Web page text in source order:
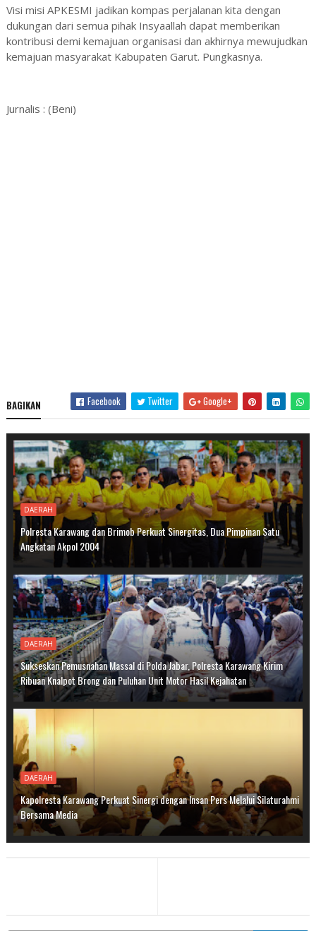
Visi misi APKESMI jadikan kompas perjalanan kita dengan
dukungan dari semua pihak Insyaallah dapat memberikan
kontribusi demi kemajuan organisasi dan akhirnya mewujudkan
kemajuan masyarakat Kabupaten Garut. Pungkasnya.
Jurnalis : (Beni)
BAGIKAN Facebook Twitter Google+
DAERAH
Polresta Karawang dan Brimob Perkuat Sinergitas, Dua Pimpinan Satu
Angkatan Akpol 2004
DAERAH
Sukseskan Pemusnahan Massal di Polda Jabar, Polresta Karawang Kirim
Ribuan Knalpot Brong dan Puluhan Unit Motor Hasil Kejahatan
DAERAH
Kapolresta Karawang Perkuat Sinergi dengan Insan Pers Melalui Silaturahmi
Bersama Media